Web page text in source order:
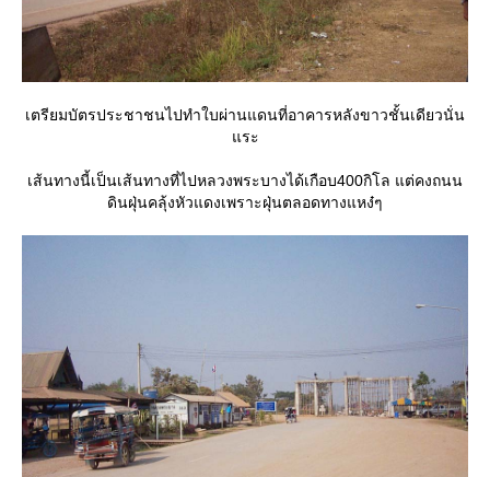
เตรียมบัตรประชาชนไปทำใบผ่านแดนที่อาคารหลังขาวชั้นเดียวนั่น
ระ
เส้นทางนี้เป็นเส้นทางที่ไปหลวงพระบางได้เกือบ400กิโล แต่คงถนน
ดินฝุ่นคลุ้งหัวแดงเพราะฝุ่นตลอดทางแหง๋ๆ